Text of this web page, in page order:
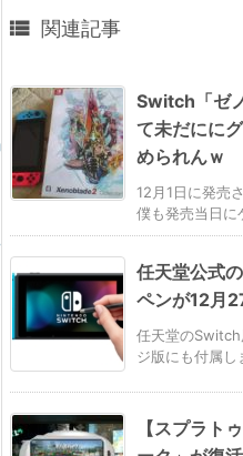
 関連記事
Switch「ゼ
て未だにに
められんｗ
12月1日に発売
僕も発売当日に
任天堂公式
ペンが12月
任天堂のSwitch
ジ版にも付属
【スプラト